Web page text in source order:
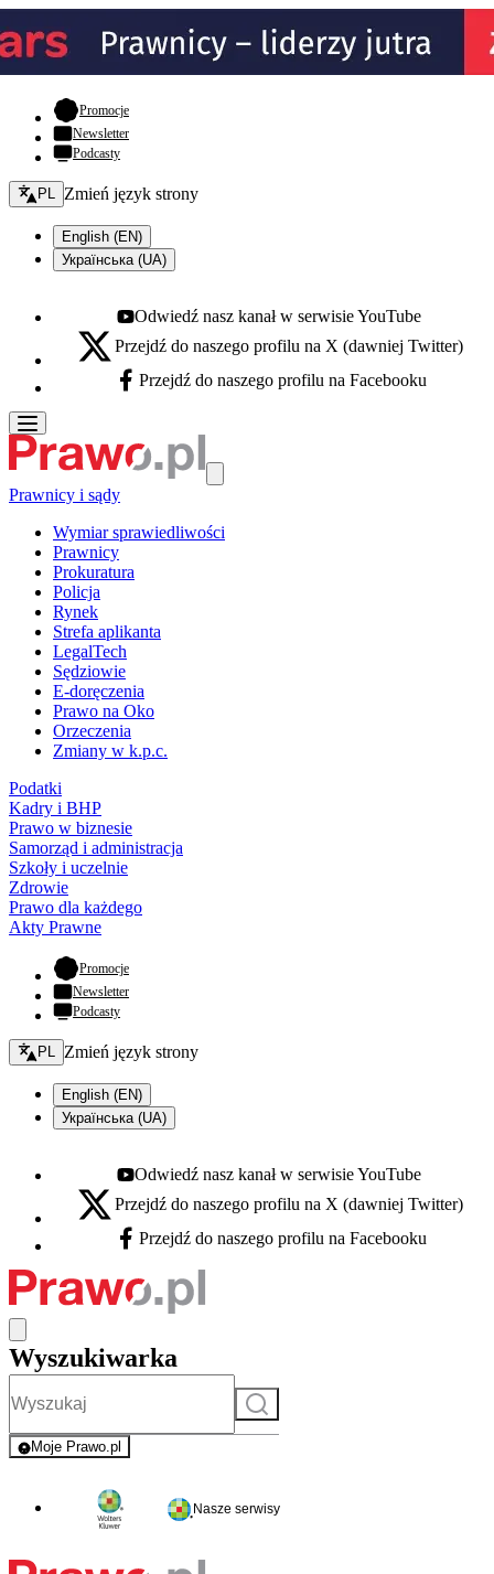
Promocje- otwiera się w nowej karcie
Newsletter
Podcasty
Zmień język - bieżący:
PL Zmień język strony
English (EN)
Українська (UA)
Youtube - otwiera się w nowej karcie
Odwiedź nasz kanał w serwisie YouTube
X - otwiera się w nowej karcie
Przejdź do naszego profilu na X (dawniej Twitter)
Facebook - otwiera się w nowej karcie
Przejdź do naszego profilu na Facebooku
Prawnicy i sądy
Wymiar sprawiedliwości
Prawnicy
Prokuratura
Policja
Rynek
Strefa aplikanta
LegalTech
Sędziowie
E-doręczenia
Prawo na Oko
Orzeczenia
Zmiany w k.p.c.
Podatki
Kadry i BHP
Prawo w biznesie
Samorząd i administracja
Szkoły i uczelnie
Zdrowie
Prawo dla każdego
Akty Prawne
Promocje- otwiera się w nowej karcie
Newsletter
Podcasty
Zmień język - bieżący:
PL Zmień język strony
English (EN)
Українська (UA)
Youtube - otwiera się w nowej karcie
Odwiedź nasz kanał w serwisie YouTube
X - otwiera się w nowej karcie
Przejdź do naszego profilu na X (dawniej Twitter)
Facebook - otwiera się w nowej karcie
Przejdź do naszego profilu na Facebooku
Wyszukiwarka
Szukaj
Moje Prawo.pl
- rejestracja i logowanie do serwisu
Nasze serwisy